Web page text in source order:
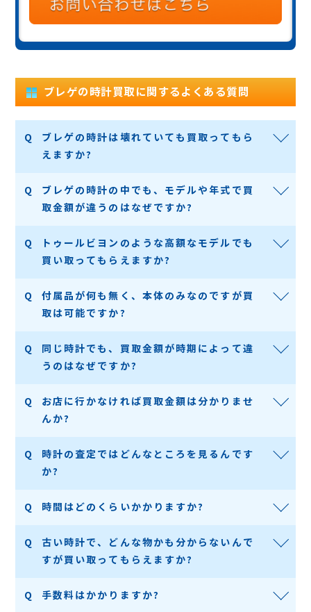
ブレゲの時計買取に関するよくある質問
ブレゲの時計は壊れていても買取ってもら
えますか?
ブレゲの時計の中でも、モデルや年式で買
取金額が違うのはなぜですか?
トゥールビヨンのような高額なモデルでも
買い取ってもらえますか?
付属品が何も無く、本体のみなのですが買
取は可能ですか?
同じ時計でも、買取金額が時期によって違
うのはなぜですか?
お店に行かなければ買取金額は分かりませ
んか?
時計の査定ではどんなところを見るんです
か?
時間はどのくらいかかりますか?
古い時計で、どんな物かも分からないんで
すが買い取ってもらえますか?
手数料はかかりますか?